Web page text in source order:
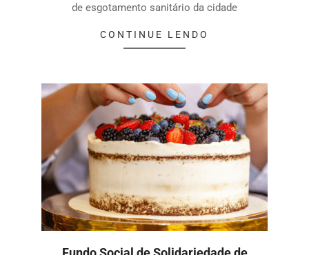
de esgotamento sanitário da cidade
CONTINUE LENDO